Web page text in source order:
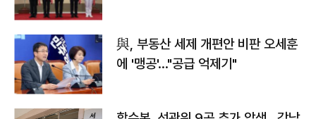
與, 부동산 세제 개편안 비판 오세훈
에 '맹공'…"공급 억제기"